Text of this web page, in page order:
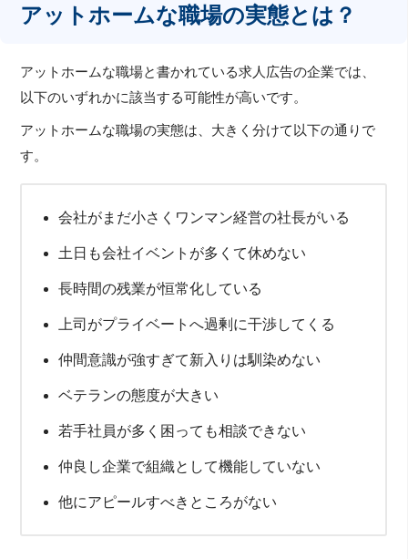
アットホームな職場の実態とは？
アットホームな職場と書かれている求人広告の企業では、
以下のいずれかに該当する可能性が高いです。
アットホームな職場の実態は、大きく分けて以下の通りで
す。
会社がまだ小さくワンマン経営の社長がいる
土日も会社イベントが多くて休めない
長時間の残業が恒常化している
上司がプライベートへ過剰に干渉してくる
仲間意識が強すぎて新入りは馴染めない
ベテランの態度が大きい
若手社員が多く困っても相談できない
仲良し企業で組織として機能していない
他にアピールすべきところがない